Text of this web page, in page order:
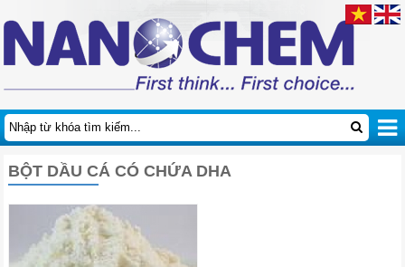
BỘT DẦU CÁ CÓ CHỨA DHA